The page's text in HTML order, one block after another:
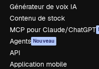
Générateur de voix IA
Contenu de stock
MCP pour Claude/ChatGPT
Agents Nouveau
API
Application mobile